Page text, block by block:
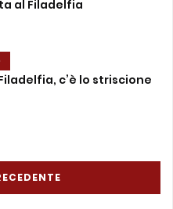
al Filadelfia
c’è lo striscione